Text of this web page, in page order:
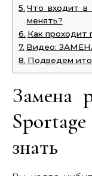
Что входит в
менять?
Как проходит
Видео:
Подведем
Замена
знать